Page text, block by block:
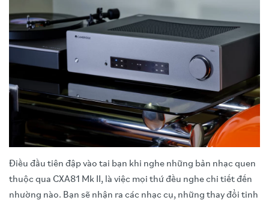
Điều đầu tiên đập vào tai bạn khi nghe những bản nhạc quen
thuộc qua CXA81 Mk II, là việc mọi thứ đều nghe chi tiết đến
nhường nào. Bạn sẽ nhận ra các nhạc cụ, những thay đổi tinh